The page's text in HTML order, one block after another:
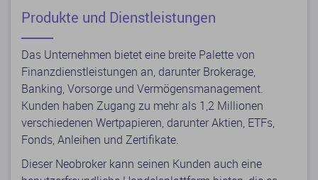
Produkte und Dienstleistungen
Das Unternehmen bietet eine breite Palette von
Finanzdienstleistungen an, darunter Brokerage,
Banking, Vorsorge und Vermögensmanagement.
Kunden haben Zugang zu mehr als 1,2 Millionen
verschiedenen Wertpapieren, darunter Aktien, ETFs,
Fonds, Anleihen und Zertifikate.
Dieser Neobroker kann seinen Kunden auch eine